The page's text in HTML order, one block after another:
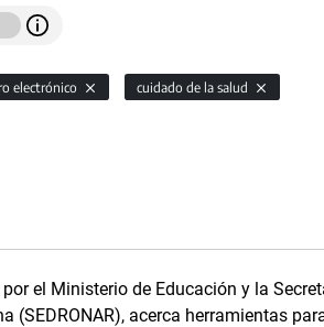
electrónico cuidado de la salud
el Ministerio de Educación y la
(SEDRONAR), acerca herramientas